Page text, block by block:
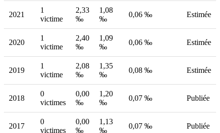
2021
1
victime
2,33
‰
1,08
‰
0,06 ‰ Estimée
2020
1
victime
2,40
‰
1,09
‰
0,06 ‰ Estimée
2019
1
victime
2,08
‰
1,35
‰
0,08 ‰ Estimée
2018
0
victimes
0,00
‰
1,20
‰
0,07 ‰ Publiée
2017
0
victimes
0,00
‰
1,13
‰
0,07 ‰ Publiée